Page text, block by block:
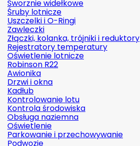
Sworznie widełkowe
Śruby lotnicze
Uszczelki i O-Ringi
Zawleczki
Złączki, kolanka, trójniki i reduktory
Rejestratory temperatury
Oświetlenie lotnicze
Robinson R22
Awionika
Drzwi i okna
Kadłub
Kontrolowanie lotu
Kontrola środowiska
Obsługa naziemna
Oświetlenie
Parkowanie i przechowywanie
Podwozie